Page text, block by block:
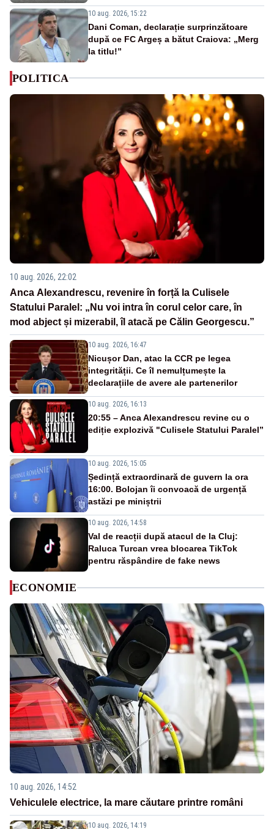
10 aug. 2026, 15:22
Dani Coman, declarație surprinzătoare
după ce FC Argeș a bătut Craiova: „Merg
la titlu!”
POLITICA
10 aug. 2026, 22:02
Anca Alexandrescu, revenire în forță la Culisele
Statului Paralel: „Nu voi intra în corul celor care, în
mod abject și mizerabil, îl atacă pe Călin Georgescu.”
10 aug. 2026, 16:47
Nicușor Dan, atac la CCR pe legea
integrității. Ce îl nemulțumește la
declarațiile de avere ale partenerilor
10 aug. 2026, 16:13
20:55 – Anca Alexandrescu revine cu o
ediție explozivă "Culisele Statului Paralel”
10 aug. 2026, 15:05
Ședință extraordinară de guvern la ora
16:00. Bolojan îi convoacă de urgență
astăzi pe miniștrii
10 aug. 2026, 14:58
Val de reacții după atacul de la Cluj:
Raluca Turcan vrea blocarea TikTok
pentru răspândire de fake news
ECONOMIE
10 aug. 2026, 14:52
Vehiculele electrice, la mare căutare printre români
10 aug. 2026, 14:19